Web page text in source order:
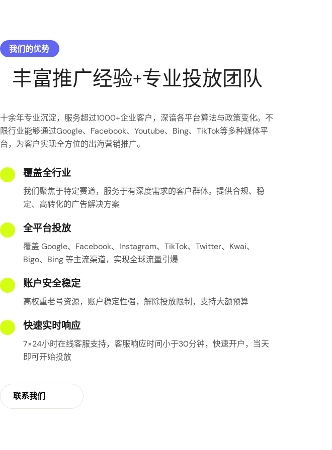
我们的优势
丰富推广经验+专业投放团队
十余年专业沉淀，服务超过1000+企业客户，深谙各平台算法与政策变化。不
限行业能够通过Google、Facebook、Youtube、Bing、TikTok等多种媒体平
台，为客户实现全方位的出海营销推广。
覆盖全行业
我们聚焦于特定赛道，服务于有深度需求的客户群体。提供合规、稳
定、高转化的广告解决方案
全平台投放
覆盖 Google、Facebook、Instagram、TikTok、Twitter、Kwai、
Bigo、Bing 等主流渠道，实现全球流量引爆
账户安全稳定
高权重老号资源，账户稳定性强，解除投放限制，支持大额预算
快速实时响应
7×24小时在线客服支持，客服响应时间小于30分钟，快速开户，当天
即可开始投放
联系我们